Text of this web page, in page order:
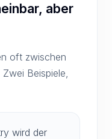
aber
oft zwischen
Beispiele,
wird der